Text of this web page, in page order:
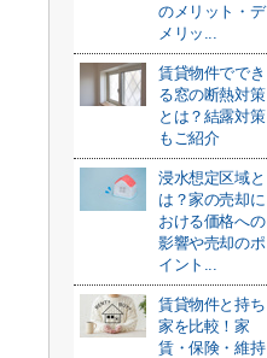
のメリット・デ
メリッ...
賃貸物件ででき
る窓の断熱対策
とは？結露対策
もご紹介
浸水想定区域と
は？家の売却に
おける価格への
影響や売却のポ
イント...
賃貸物件と持ち
家を比較！家
賃・保険・維持